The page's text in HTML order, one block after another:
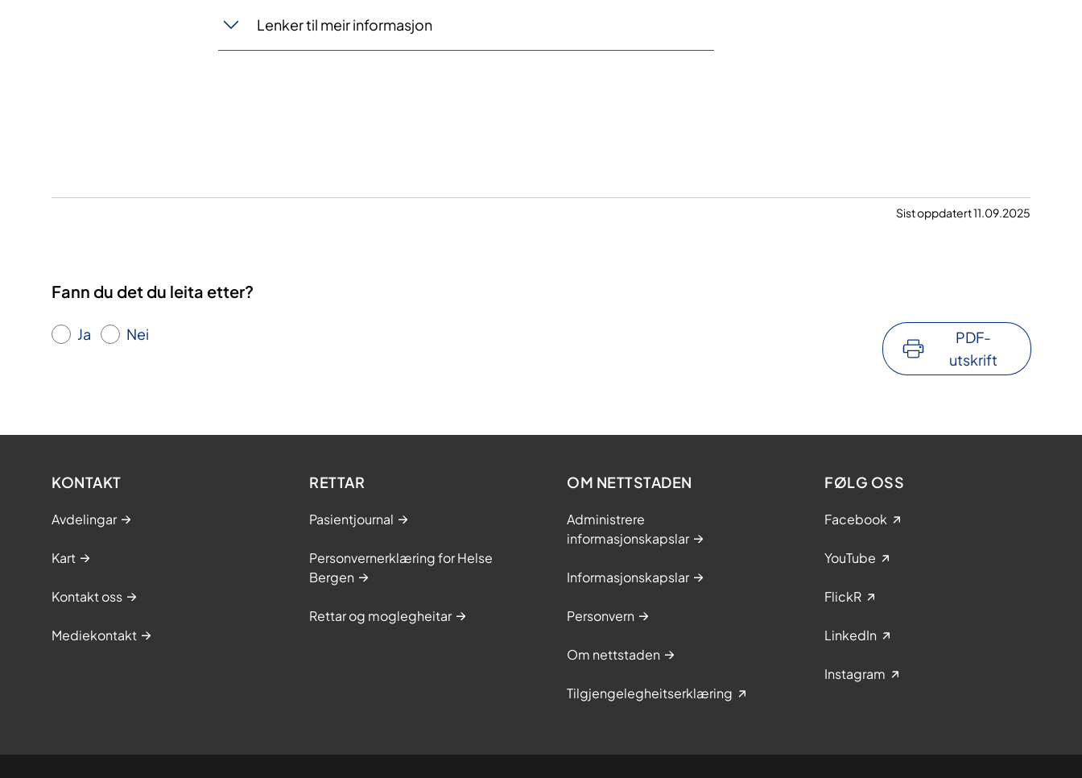
Lenker til meir informasjon
Sist oppdatert 11.09.2025
Fann du det du leita etter?
Ja Nei
PDF-
utskrift
KONTAKT
Avdelingar
Kart
Kontakt oss
Mediekontakt
RETTAR
Pasientjournal
Personvernerklæring for Helse
Bergen
Rettar og moglegheitar
OM NETTSTADEN
Administrere
informasjonskapslar
Informasjonskapslar
Personvern
Om nettstaden
Tilgjengelegheitserklæring
FØLG OSS
Facebook
YouTube
FlickR
LinkedIn
Instagram